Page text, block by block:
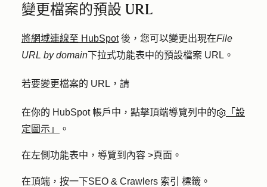
變更檔案的預設 URL
將網域連線至 HubSpot後，您可以變更出現在File
URL by domain下拉式功能表中的預設檔案 URL。
若要變更檔案的 URL，請
在你的 HubSpot 帳戶中，點擊頂端導覽列中的
「設
定圖示」
。
在左側功能表中，導覽到 內容 >頁面 。
在頂端，按一下SEO & Crawlers 索引 標籤。